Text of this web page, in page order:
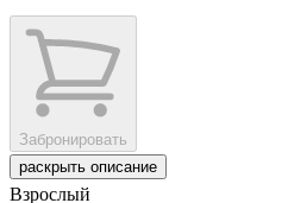
Забронировать
раскрыть описание
Взрослый